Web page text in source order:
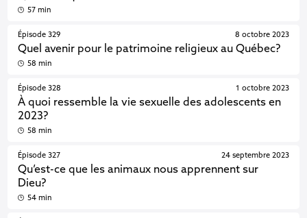
57 min
Épisode 329
Quel avenir pour le patrimoine religieux au Québec?
8 octobre 2023
58 min
Épisode 328
À quoi ressemble la vie sexuelle des adolescents en
2023?
1 octobre 2023
58 min
Épisode 327
Qu’est-ce que les animaux nous apprennent sur
Dieu?
24 septembre 2023
54 min